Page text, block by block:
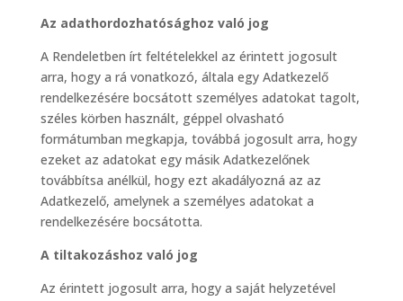
Az adathordozhatósághoz való jog
A Rendeletben írt feltételekkel az érintett jogosult
arra, hogy a rá vonatkozó, általa egy Adatkezelő
rendelkezésére bocsátott személyes adatokat tagolt,
széles körben használt, géppel olvasható
formátumban megkapja, továbbá jogosult arra, hogy
ezeket az adatokat egy másik Adatkezelőnek
továbbítsa anélkül, hogy ezt akadályozná az az
Adatkezelő, amelynek a személyes adatokat a
rendelkezésére bocsátotta.
A tiltakozáshoz való jog
Az érintett jogosult arra, hogy a saját helyzetével